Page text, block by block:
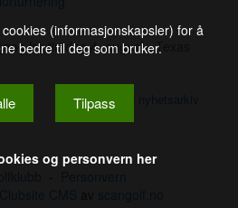
fra tirsdag 4. august - Texas
(informasjonskapsler) for å
bedre til deg som bruker.
Tilpass
og personvern her